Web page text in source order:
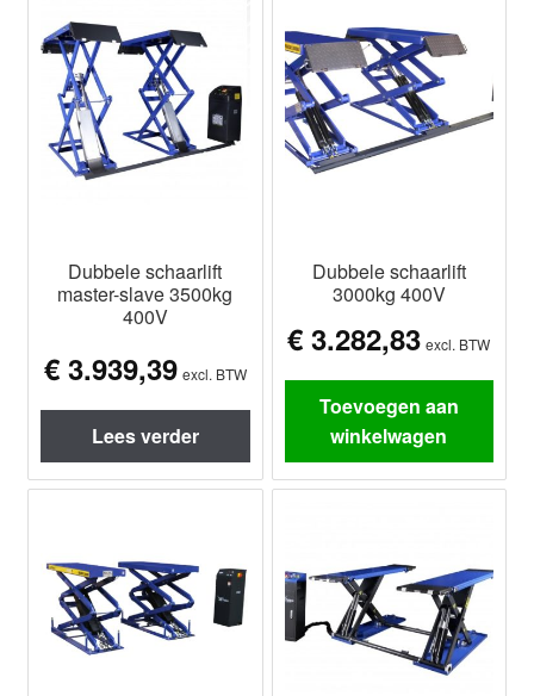
Dubbele schaarlift
master-slave 3500kg
400V
€3.939,39 excl. BTW
Lees verder
Dubbele schaarlift
3000kg 400V
€ 3.282,83 excl. BTW
Toevoegen aan
winkelwagen